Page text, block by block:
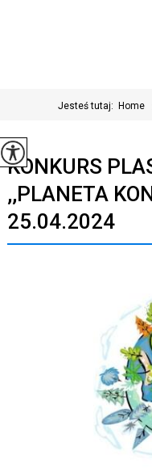
Jesteś tutaj: Home
KONKURS
,,PLANETA
25.04.2024